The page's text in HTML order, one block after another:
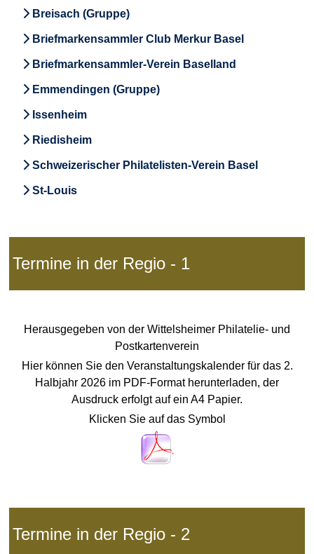
Breisach (Gruppe)
Briefmarkensammler Club Merkur Basel
Briefmarkensammler-Verein Baselland
Emmendingen (Gruppe)
Issenheim
Riedisheim
Schweizerischer Philatelisten-Verein Basel
St-Louis
Termine in der Regio - 1
Herausgegeben von der Wittelsheimer Philatelie- und
Postkartenverein
Hier können Sie den Veranstaltungskalender für das 2.
Halbjahr 2026 im PDF-Format herunterladen, der
Ausdruck erfolgt auf ein A4 Papier.
Klicken Sie auf das Symbol
Termine in der Regio - 2